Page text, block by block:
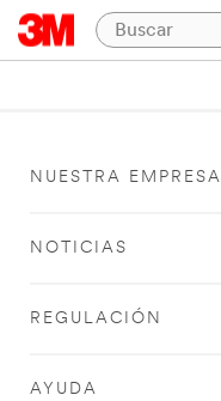
NUESTRA EMPRESA
NOTICIAS
REGULACIÓN
AYUDA